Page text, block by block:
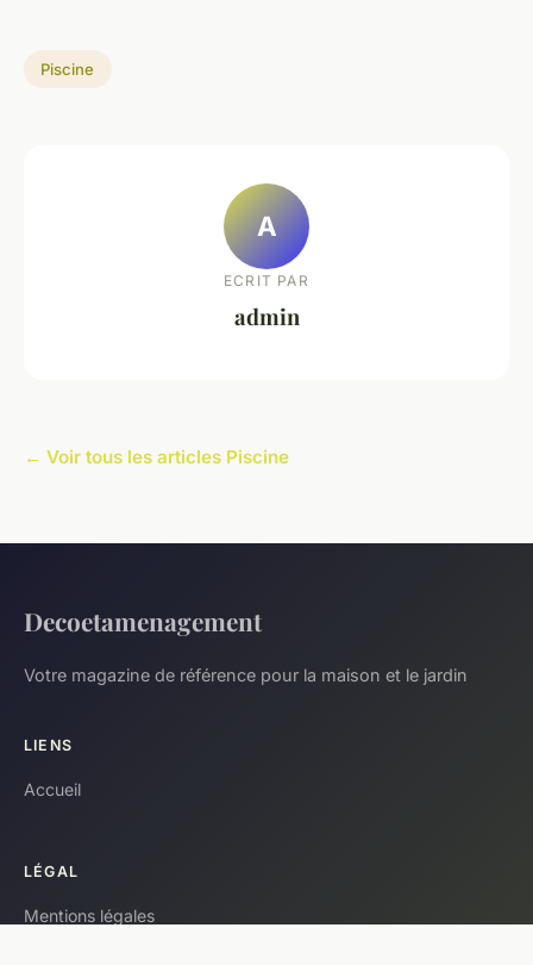
Piscine
A
ECRIT PAR
admin
← Voir tous les articles Piscine
Decoetamenagement
Votre magazine de référence pour la maison et le jardin
LIENS
Accueil
LÉGAL
Mentions légales